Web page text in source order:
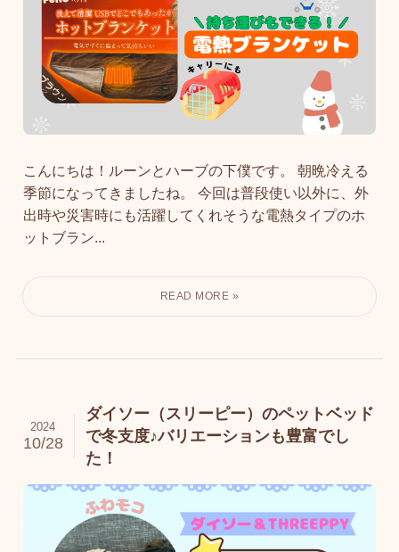
こんにちは！ルーンとハーブの下僕です。 朝晩冷える
季節になってきましたね。 今回は普段使い以外に、外
出時や災害時にも活躍してくれそうな電熱タイプのホ
ットブラン...
ダイソー（スリーピー）のペットベッド
で冬支度♪バリエーションも豊富でし
た！
2024
10/28